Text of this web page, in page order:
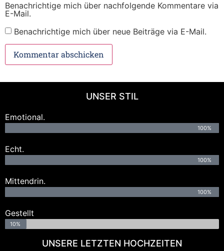
Benachrichtige mich über nachfolgende Kommentare via
E-Mail.
Benachrichtige mich über neue Beiträge via E-Mail.
UNSER STIL
Emotional.
100%
Echt.
100%
Mittendrin.
100%
Gestellt
10%
UNSERE LETZTEN HOCHZEITEN